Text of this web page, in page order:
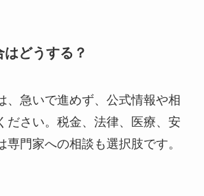
どうする？
、急いで進めず、公式情報や相
ださい。税金、法律、医療、安
専門家への相談も選択肢です。